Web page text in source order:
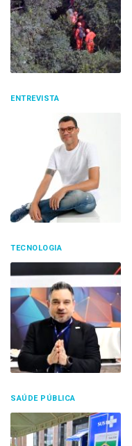
ENTREVISTA
TECNOLOGIA
SAÚDE PÚBLICA